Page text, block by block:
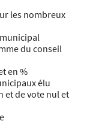
les nombreux
du conseil
en %
élu
et de vote nul et